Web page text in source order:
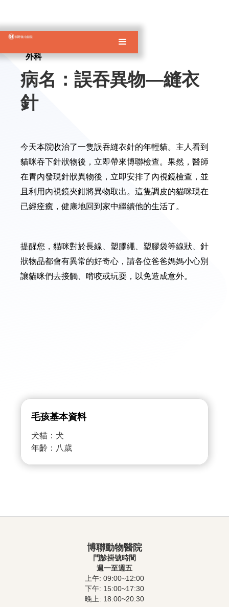
外科
病名：誤吞異物—縫衣
針
今天本院收治了一隻誤吞縫衣針的年輕貓。主人看到
貓咪吞下針狀物後，立即帶來博聯檢查。果然，醫師
在胃內發現針狀異物後，立即安排了內視鏡檢查，並
且利用內視鏡夾鉗將異物取出。這隻調皮的貓咪現在
已經痊癒，健康地回到家中繼續他的生活了。
提醒您，貓咪對於長線、塑膠繩、塑膠袋等線狀、針
狀物品都會有異常的好奇心，請各位爸爸媽媽小心別
讓貓咪們去接觸、啃咬或玩耍，以免造成意外。
毛孩基本資料
犬貓：犬
年齡：八歲
博聯動物醫院
門診掛號時間
週一至週五
上午: 09:00~12:00
下午: 15:00~17:30
晚上: 18:00~20:30